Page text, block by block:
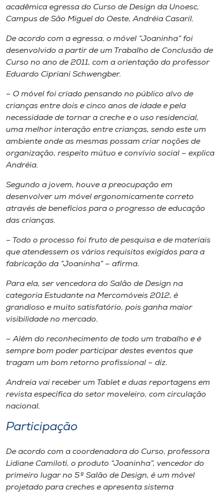
acadêmica egressa do Curso de Design da Unoesc,
Campus de São Miguel do Oeste, Andréia Casaril.
De acordo com a egressa, o móvel “Joaninha” foi
desenvolvido a partir de um Trabalho de Conclusão de
Curso no ano de 2011, com a orientação do professor
Eduardo Cipriani Schwengber.
– O móvel foi criado pensando no público alvo de
crianças entre dois e cinco anos de idade e pela
necessidade de tornar a creche e o uso residencial,
uma melhor interação entre crianças, sendo este um
ambiente onde as mesmas possam criar noções de
organização, respeito mútuo e convívio social – explica
Andréia.
Segundo a jovem, houve a preocupação em
desenvolver um móvel ergonomicamente correto
através de benefícios para o progresso de educação
das crianças.
– Todo o processo foi fruto de pesquisa e de materiais
que atendessem os vários requisitos exigidos para a
fabricação da “Joaninha” – afirma.
Para ela, ser vencedora do Salão de Design na
categoria Estudante na Mercomóveis 2012, é
grandioso e muito satisfatório, pois ganha maior
visibilidade no mercado.
– Além do reconhecimento de todo um trabalho e é
sempre bom poder participar destes eventos que
tragam um bom retorno profissional – diz.
Andreia vai receber um Tablet e duas reportagens em
revista específica do setor moveleiro, com circulação
nacional.
Participação
De acordo com a coordenadora do Curso, professora
Lidiane Camiloti, o produto “Joaninha”, vencedor do
primeiro lugar no 5º Salão de Design, é um móvel
projetado para creches e apresenta sistema